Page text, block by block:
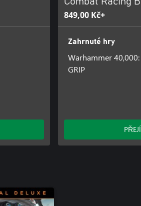
849,00 Kč+
Zahrnuté hry
Warhammer 40,000:
GRIP